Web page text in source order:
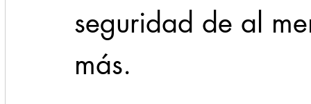
seguridad de al
más.